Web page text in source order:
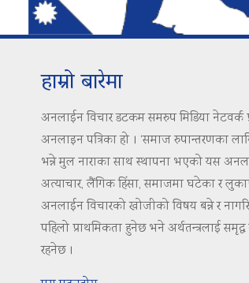
हाम्रो बारेमा
अनलाईन विचार डटकम समरुप मिडिया नेटवर्क
अनलाइन पत्रिका हो । ‘समाज रुपान्तरणका
भन्ने मुल नाराका साथ स्थापना भएको यस
अत्याचार, लैंगिक हिंसा, समाजमा घटेका र
अनलाईन विचारको खोजीको विषय बन्ने र
पहिलो प्राथमिकता हुनेछ भने अर्थतन्त्रलाई
रहनेछ ।